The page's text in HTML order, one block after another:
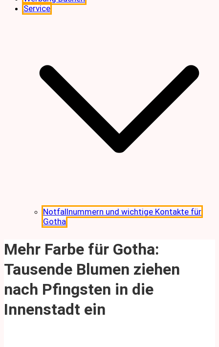
Service
Notfallnummern und wichtige Kontakte für
Gotha
Mehr Farbe für Gotha:
Tausende Blumen ziehen
nach Pfingsten in die
Innenstadt ein